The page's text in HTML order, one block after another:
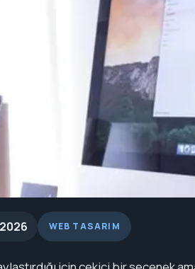
WEB TASARIM